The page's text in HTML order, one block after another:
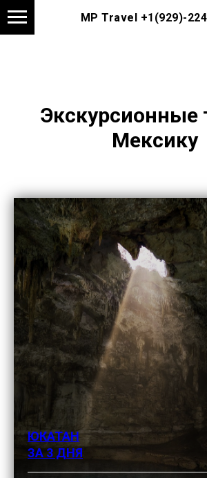
MP Travel +1(929)-
Экскурсионные
Мексику
ЮКАТАН
ЗА 3 ДНЯ